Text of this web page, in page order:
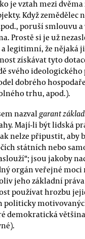
je vztah mezi dvěma
Když zemědělec
poruší smlouvu
Prostě si je už
legitimní, že nějaká
získávat tyto
svého
dobrého
trhu, apod.).
nazval garant
Mají-li být lidská
nelze připustit, aby
státních nebo
jsou jakoby
orgán veřejné
jeho základní
používat hrozbu
politicky
demokratická